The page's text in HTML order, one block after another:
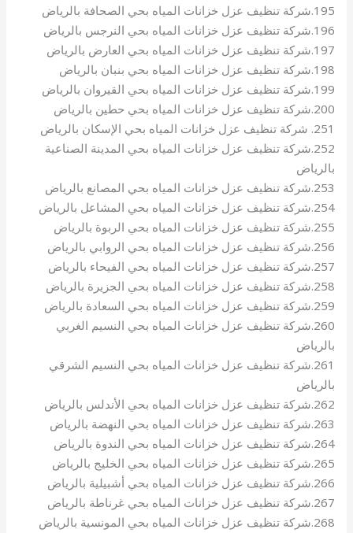
195.شركة تنظيف عزل خزانات المياه بحي الصحافة بالرياض
196.شركة تنظيف عزل خزانات المياه بحي النرجس بالرياض
197.شركة تنظيف عزل خزانات المياه بحي العارض بالرياض
198.شركة تنظيف عزل خزانات المياه بحي بنبان بالرياض
199.شركة تنظيف عزل خزانات المياه بحي القيروان بالرياض
200.شركة تنظيف عزل خزانات المياه بحي حطين بالرياض
251. شركة تنظيف عزل خزانات المياه بحي الإسكان بالرياض
252.شركة تنظيف عزل خزانات المياه بحي المدينة الصناعية
بالرياض
253.شركة تنظيف عزل خزانات المياه بحي المصانع بالرياض
254.شركة تنظيف عزل خزانات المياه بحي المشاعل بالرياض
255.شركة تنظيف عزل خزانات المياه بحي الربوة بالرياض
256.شركة تنظيف عزل خزانات المياه بحي الروابي بالرياض
257.شركة تنظيف عزل خزانات المياه بحي الفيحاء بالرياض
258.شركة تنظيف عزل خزانات المياه بحي الجزيرة بالرياض
259.شركة تنظيف عزل خزانات المياه بحي السعادة بالرياض
260.شركة تنظيف عزل خزانات المياه بحي النسيم الغربي
بالرياض
261.شركة تنظيف عزل خزانات المياه بحي النسيم الشرقي
بالرياض
262.شركة تنظيف عزل خزانات المياه بحي الأندلس بالرياض
263.شركة تنظيف عزل خزانات المياه بحي النهضة بالرياض
264.شركة تنظيف عزل خزانات المياه بحي الندوة بالرياض
265.شركة تنظيف عزل خزانات المياه بحي الخليج بالرياض
266.شركة تنظيف عزل خزانات المياه بحي أشبيلية بالرياض
267.شركة تنظيف عزل خزانات المياه بحي غرناطة بالرياض
268.شركة تنظيف عزل خزانات المياه بحي المونسية بالرياض